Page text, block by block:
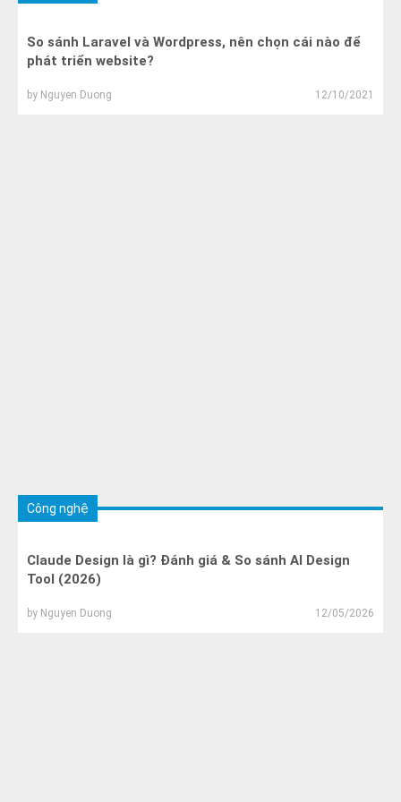
So sánh Laravel và Wordpress, nên chọn cái nào để
phát triển website?
by Nguyen Duong 12/10/2021
Công nghệ
Claude Design là gì? Đánh giá & So sánh AI Design
Tool (2026)
by Nguyen Duong 12/05/2026